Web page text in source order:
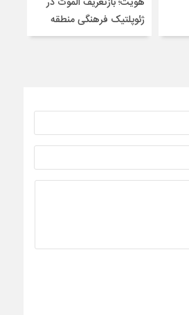
ژئوپلتیک فرهنگی منطقه